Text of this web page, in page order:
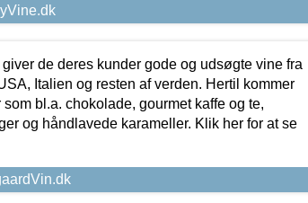
de deres kunder gode og udsøgte vine fra
Italien og resten af verden. Hertil kommer
bl.a. chokolade, gourmet kaffe og te,
og håndlavede karameller. Klik her for at se